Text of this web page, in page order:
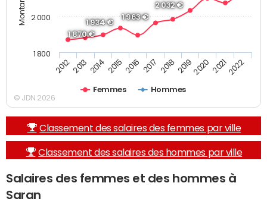
1 870 €
1 934 €
1 963 €
2 032 €
Femmes Hommes
2012 2013 2014 2015 2016 2017 2018 20192020 20212022
1 800
2 000
© JDN 2026
Classement des salaires des femmes par ville
Classement des salaires des hommes par ville
Salaires des femmes et des hommes à
Saran